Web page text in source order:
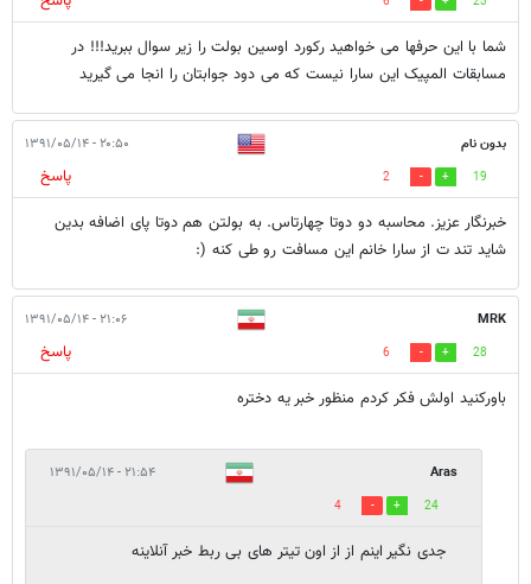
شما با این حرفها می خواهید رکورد اوسین بولت را زیر سوال ببرید!!! در
مسابقات المپیک این سارا نیست که می دود جوابتان را انجا می گیرید
بدون نام ۲۰:۵۰ - ۱۳۹۱/۰۵/۱۴
19
2
پاسخ
خبرنگار عزیز. محاسبه دو دوتا چهارتاس. به بولتن هم دوتا پای اضافه بدین
شاید تند ت از سارا خانم این مسافت رو طی کنه (:
MRK ۲۱:۰۶ - ۱۳۹۱/۰۵/۱۴
28
6
پاسخ
باورکنید اولش فکر کردم منظور خبر یه دختره
Aras ۲۱:۵۴ - ۱۳۹۱/۰۵/۱۴
24
4
جدی نگیر اینم از از اون تیتر های بی ربط خبر آنلاینه